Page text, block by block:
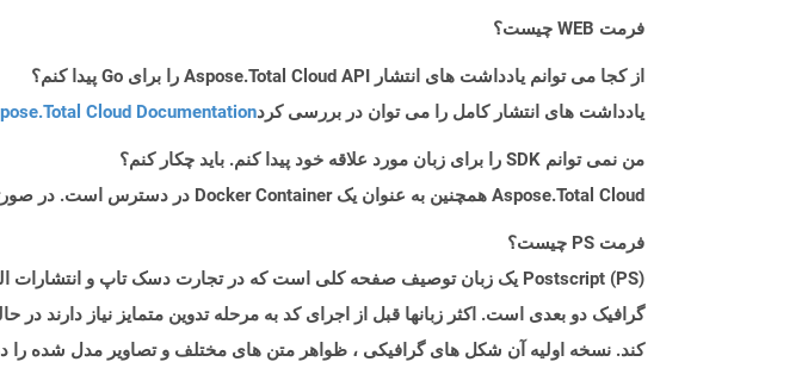
فرمت WEB چیست؟
از کجا می توانم یادداشت های انتشار Aspose.Total Cloud API را برای Go پیدا کنم؟
یادداشت های انتشار کامل را می توان در بررسی کردCloud Documentation
من نمی توانم SDK را برای زبان مورد علاقه خود پیدا کنم. باید چکار کنم؟
Aspose.Total Cloud همچنین به عنوان یک Docker Container در دسترس است. در صورتی که SDK مورد نیاز شما هنوز در دسترس نیست، از آن با cURL استفاده کنید.
فرمت PS چیست؟
کند. نسخه اولیه آن شکل های گرافیکی ، ظواهر متن های مختلف و تصاویر مدل شده را